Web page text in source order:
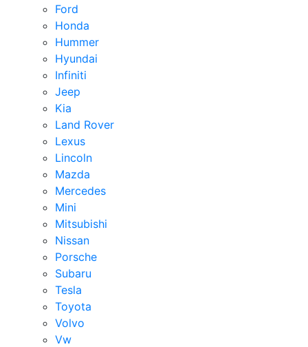
Ford
Honda
Hummer
Hyundai
Infiniti
Jeep
Kia
Land Rover
Lexus
Lincoln
Mazda
Mercedes
Mini
Mitsubishi
Nissan
Porsche
Subaru
Tesla
Toyota
Volvo
Vw